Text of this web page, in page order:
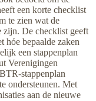
een korte checklist
te zien wat de
zijn. De checklist geeft
hóe bepaalde zaken
een stappenplan
Verenigingen
stappenplan
ondersteunen. Met
aan de nieuwe